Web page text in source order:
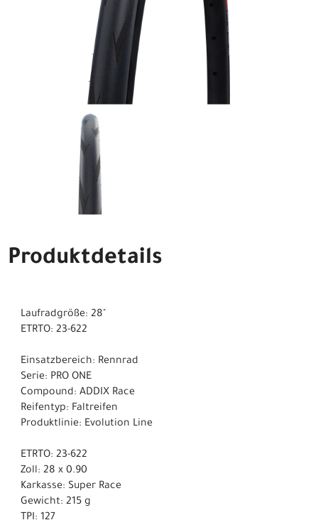
Produktdetails
Laufradgröße: 28"
ETRTO: 23-622
Einsatzbereich: Rennrad
Serie: PRO ONE
Compound: ADDIX Race
Reifentyp: Faltreifen
Produktlinie: Evolution Line
ETRTO: 23-622
Zoll: 28 x 0.90
Karkasse: Super Race
Gewicht: 215 g
TPI: 127